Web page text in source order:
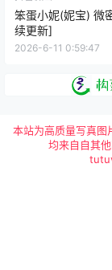
笨蛋小妮(妮宝) 微
续更新]
2026-6-11 0:59:47
本站为高质量写真图
均来自自其